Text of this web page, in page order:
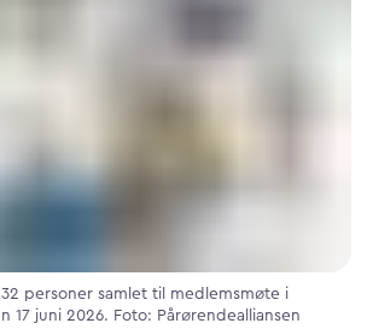
personer samlet til medlemsmøte i
17 juni 2026. Foto: Pårørendealliansen